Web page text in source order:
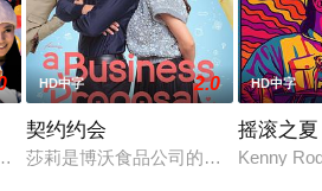
瑞編劇的喜劇《六樓后座》拍出香港
HD中字 2.0
契约约会
莎莉是博沃食品公司的食品分析师，
HD中字
摇滚之夏
Kenny